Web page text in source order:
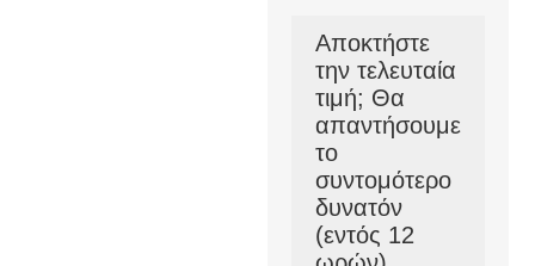
Αποκτήστε
την τελευταία
τιμή; Θα
απαντήσουμε
το
συντομότερο
δυνατόν
(εντός 12